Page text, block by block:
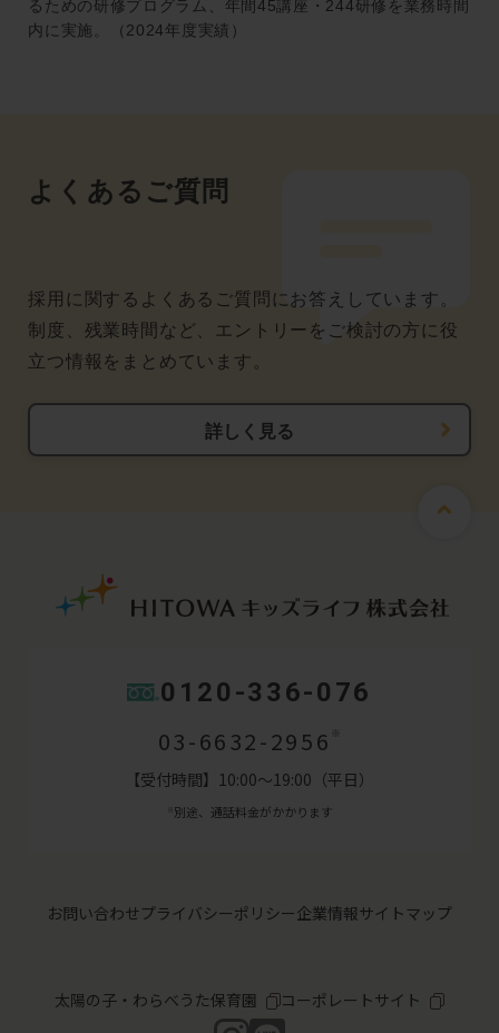
るための研修プログラム、年間45講座・244研修を業務時間
内に実施。（2024年度実績）
よくあるご質問
採用に関するよくあるご質問にお答えしています。
制度、残業時間など、エントリーをご検討の方に役
立つ情報をまとめています。
詳しく見る
0120-336-076
03-6632-2956 ※
【受付時間】10:00～19:00（平日）
※ 別途、通話料金がかかります
お問い合わせプライバシーポリシー企業情報サイトマップ
太陽の子・わらべうた保育園 コーポレートサイト